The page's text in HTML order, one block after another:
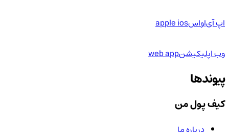
اپ آی‌او‌اسapple ios
وب اپلیکیشنweb app
پیوندها
کیف پول من